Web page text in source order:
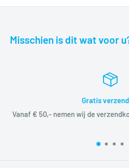
Misschien is dit wat voor
Gratis
Vanaf € 50,- nemen wij de